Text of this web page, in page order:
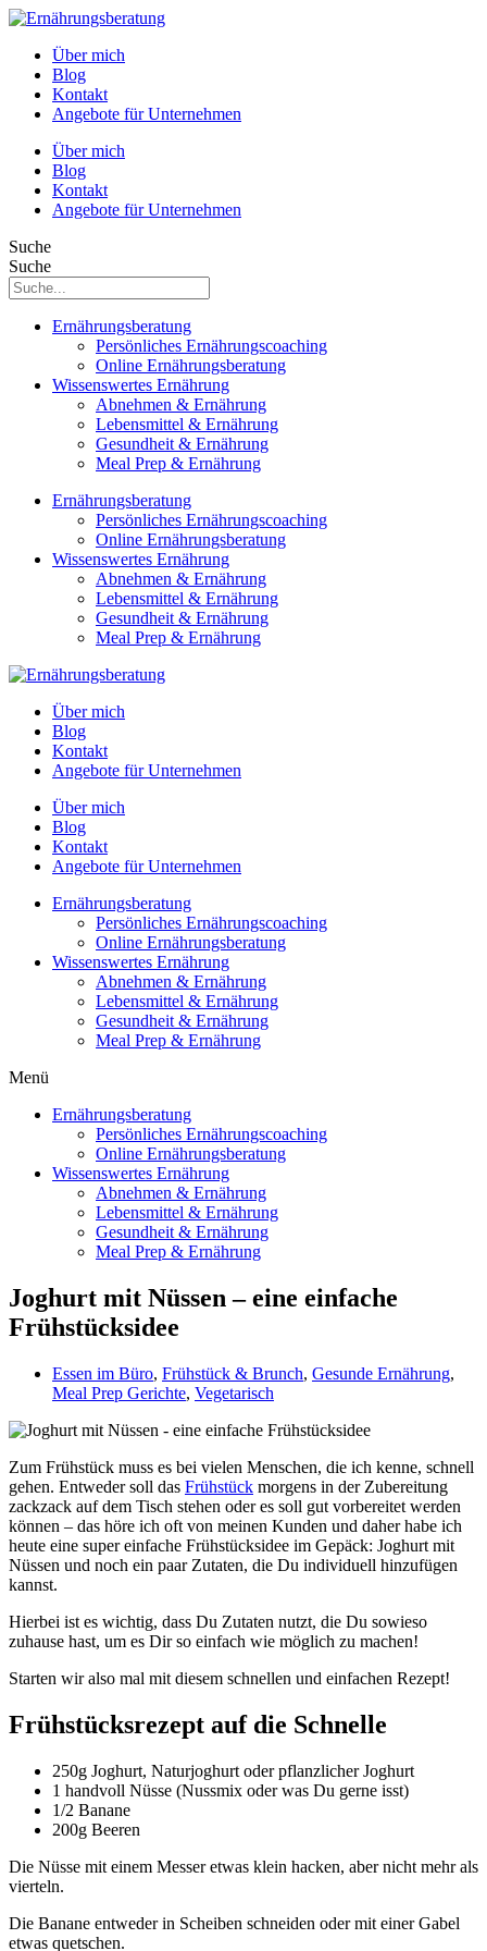
Über mich
Blog
Kontakt
Angebote für Unternehmen
Über mich
Blog
Kontakt
Angebote für Unternehmen
Suche
Suche
Ernährungsberatung
Persönliches Ernährungscoaching
Online Ernährungsberatung
Wissenswertes Ernährung
Abnehmen & Ernährung
Lebensmittel & Ernährung
Gesundheit & Ernährung
Meal Prep & Ernährung
Ernährungsberatung
Persönliches Ernährungscoaching
Online Ernährungsberatung
Wissenswertes Ernährung
Abnehmen & Ernährung
Lebensmittel & Ernährung
Gesundheit & Ernährung
Meal Prep & Ernährung
Über mich
Blog
Kontakt
Angebote für Unternehmen
Über mich
Blog
Kontakt
Angebote für Unternehmen
Ernährungsberatung
Persönliches Ernährungscoaching
Online Ernährungsberatung
Wissenswertes Ernährung
Abnehmen & Ernährung
Lebensmittel & Ernährung
Gesundheit & Ernährung
Meal Prep & Ernährung
Menü
Ernährungsberatung
Persönliches Ernährungscoaching
Online Ernährungsberatung
Wissenswertes Ernährung
Abnehmen & Ernährung
Lebensmittel & Ernährung
Gesundheit & Ernährung
Meal Prep & Ernährung
Joghurt mit Nüssen – eine einfache
Frühstücksidee
Essen im Büro, Frühstück & Brunch, Gesunde Ernährung,
Meal Prep Gerichte, Vegetarisch
Zum Frühstück muss es bei vielen Menschen, die ich kenne, schnell
gehen. Entweder soll das Frühstück morgens in der Zubereitung
zackzack auf dem Tisch stehen oder es soll gut vorbereitet werden
können – das höre ich oft von meinen Kunden und daher habe ich
heute eine super einfache Frühstücksidee im Gepäck: Joghurt mit
Nüssen und noch ein paar Zutaten, die Du individuell hinzufügen
kannst.
Hierbei ist es wichtig, dass Du Zutaten nutzt, die Du sowieso
zuhause hast, um es Dir so einfach wie möglich zu machen!
Starten wir also mal mit diesem schnellen und einfachen Rezept!
Frühstücksrezept auf die Schnelle
250g Joghurt, Naturjoghurt oder pflanzlicher Joghurt
1 handvoll Nüsse (Nussmix oder was Du gerne isst)
1/2 Banane
200g Beeren
Die Nüsse mit einem Messer etwas klein hacken, aber nicht mehr als
vierteln.
Die Banane entweder in Scheiben schneiden oder mit einer Gabel
etwas quetschen.